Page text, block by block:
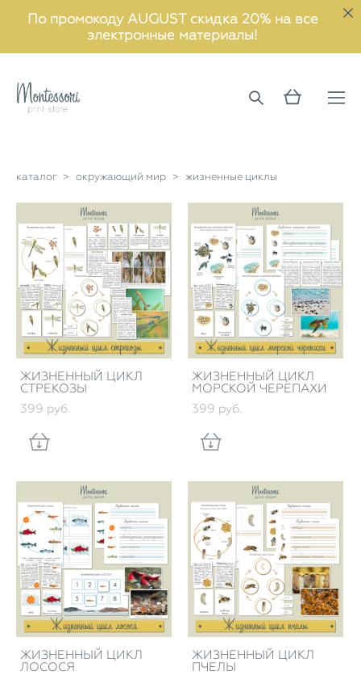
По промокоду AUGUST скидка 20% на все
электронные материалы!
каталог > окружающий мир > жизненные циклы
ЖИЗНЕННЫЙ ЦИКЛ
СТРЕКОЗЫ
399 pуб.
ЖИЗНЕННЫЙ ЦИКЛ
МОРСКОЙ ЧЕРЕПАХИ
399 pуб.
ЖИЗНЕННЫЙ ЦИКЛ
ЛОСОСЯ
ЖИЗНЕННЫЙ ЦИКЛ
ПЧЕЛЫ